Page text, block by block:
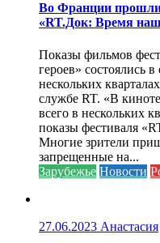
Во Франции
«RT.Док: Время
Показы фильмов
героев» состоялись
нескольких
службе RT. «В
всего в нескольких
показы фестиваля
Многие зрители
запрещенные на...
Зарубежье Новости
27.06.2023 Анастасия